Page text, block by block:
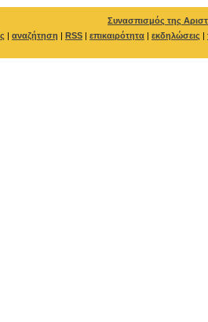
Συνασπισμός της
| αναζήτηση | RSS | επικαιρότητα | εκδηλώσεις |